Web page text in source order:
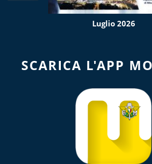
Luglio 2026
SCARICA L'APP